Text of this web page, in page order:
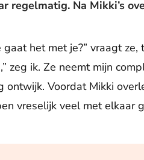
regelmatig. Na Mikki’s
gaat het met je?” vraagt
zeg ik. Ze neemt mijn
ontwijk. Voordat Mikki
vreselijk veel met elkaar